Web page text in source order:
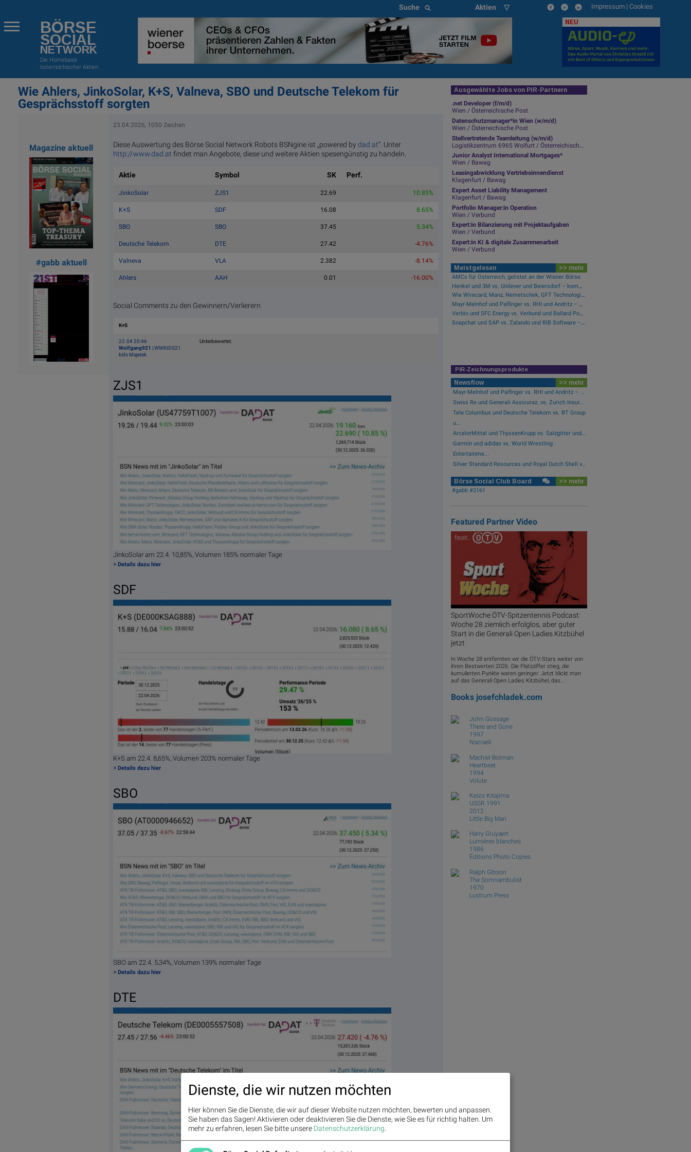
Suche Aktien ▽ Impressum | Cookies
BÖRSE
SOCIAL
NETWORK
Die Homebase
österreichischer Aktien
NEU
Wie Ahlers, JinkoSolar, K+S, Valneva, SBO und Deutsche Telekom für
Gesprächsstoff sorgten
Magazine aktuell
#gabb aktuell
23.04.2026, 1050 Zeichen
Diese Auswertung des Börse Social Network Robots BSNgine ist „powered by dad.at“. Unter
http://www.dad.at findet man Angebote, diese und weitere Aktien spesengünstig zu handeln.
Aktie Symbol SK Perf.
JinkoSolar ZJS1 22.69 10.85%
K+S SDF 16.08 8.65%
SBO SBO 37.45 5.34%
Deutsche Telekom DTE 27.42 -4.76%
Valneva VLA 2.382 -8.14%
Ahlers AAH 0.01 -16.00%
Social Comments zu den Gewinnern/Verlierern
K+S
22.04 20:46
Wolfgang921 | WWKIDS21
kids Majetek
Unterbewertet.
ZJS1
JinkoSolar am 22.4. 10,85%, Volumen 185% normaler Tage
» Details dazu hier
SDF
K+S am 22.4. 8,65%, Volumen 203% normaler Tage
» Details dazu hier
SBO
SBO am 22.4. 5,34%, Volumen 139% normaler Tage
» Details dazu hier
DTE
Ausgewählte Jobs von PIR-Partnern
.net Developer (f/m/d)
Wien / Österreichische Post
Datenschutzmanager*in Wien (w/m/d)
Wien / Österreichische Post
Stellvertretende Teamleitung (w/m/d)
Logistikzentrum 6965 Wolfurt / Österreichische Post
Junior Analyst International Mortgages*
Wien / Bawag
Leasingabwicklung Vertriebsinnendienst
Klagenfurt / Bawag
Expert Asset Liability Management
Klagenfurt / Bawag
Portfolio Manager:in Operation
Wien / Verbund
Expert:in Bilanzierung mit Projektaufgaben
Wien / Verbund
Expert:in KI & digitale Zusammenarbeit
Wien / Verbund
Meistgelesen >> mehr
AMCs für Österreich, gelistet an der Wiener Börse
Henkel und 3M vs. Unilever und Beiersdorf – kommentierter KW 32 Peer Group Watch Konsumgüter
Wie Wirecard, Manz, Nemetschek, GFT Technologies, SAP und Rocket Internet für Gesprächsstoff sorgten
Mayr-Melnhof und Palfinger vs. RHI und Andritz – kommentierter KW 32 Peer Group Watch Zykliker Österreich
Verbio und SFC Energy vs. Verbund und Ballard Power Systems – kommentierter KW 32 Peer Group Watch Energie
Snapchat und SAP vs. Zalando und RIB Software – kommentierter KW 32 Peer Group Watch Computer, Software & Internet
PIR-Zeichnungsprodukte
Newsflow >> mehr
Mayr-Melnhof und Palfinger vs. RHI und Andritz – ...
Swiss Re und Generali Assicuraz. vs. Zurich Insur...
Tele Columbus und Deutsche Telekom vs. BT Group
u...
ArcelorMittal und ThyssenKrupp vs. Salzgitter und...
Garmin und adidas vs. World Wrestling
Entertainme...
Silver Standard Resources und Royal Dutch Shell v...
Börse Social Club Board >> mehr
#gabb #2161
Featured Partner Video
SportWoche ÖTV-Spitzentennis Podcast:
Woche 28 ziemlich erfolglos, aber guter
Start in die Generali Open Ladies Kitzbühel
jetzt
In Woche 28 entfernten wir die ÖTV-Stars weiter von
ihren Bestwerten 2026. Die Platzziffer stieg, die
kumulierten Punkte waren geringer. Jetzt blickt man
auf das Generali Open Ladies Kitzbühel, das...
Books josefchladek.com
John Gossage
There and Gone
1997
Nazraeli
Machiel Botman
Heartbeat
1994
Volute
Keizo Kitajima
USSR 1991
2012
Little Big Man
Harry Gruyaert
Lumières blanches
1986
Éditions Photo Copies
Ralph Gibson
The Somnambulist
1970
Lustrum Press
Dienste, die wir nutzen möchten
Hier können Sie die Dienste, die wir auf dieser Website nutzen möchten, bewerten und anpassen.
Sie haben das Sagen! Aktivieren oder deaktivieren Sie die Dienste, wie Sie es für richtig halten. Um
mehr zu erfahren, lesen Sie bitte unsere Datenschutzerklärung